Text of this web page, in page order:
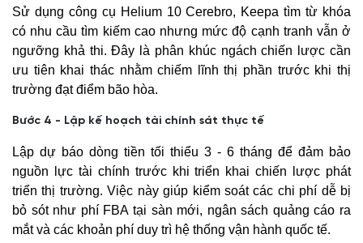
Sử dụng công cụ Helium 10 Cerebro, Keepa tìm từ khóa
có nhu cầu tìm kiếm cao nhưng mức độ cạnh tranh vẫn ở
ngưỡng khả thi. Đây là phân khúc ngách chiến lược cần
ưu tiên khai thác nhằm chiếm lĩnh thị phần trước khi thị
trường đạt điểm bão hòa.
Bước 4 - Lập kế hoạch tài chính sát thực tế
Lập dự báo dòng tiền tối thiểu 3 - 6 tháng để đảm bảo
nguồn lực tài chính trước khi triển khai chiến lược phát
triển thị trường. Việc này giúp kiểm soát các chi phí dễ bị
bỏ sót như phí FBA tại sàn mới, ngân sách quảng cáo ra
mắt và các khoản phí duy trì hệ thống vận hành quốc tế.